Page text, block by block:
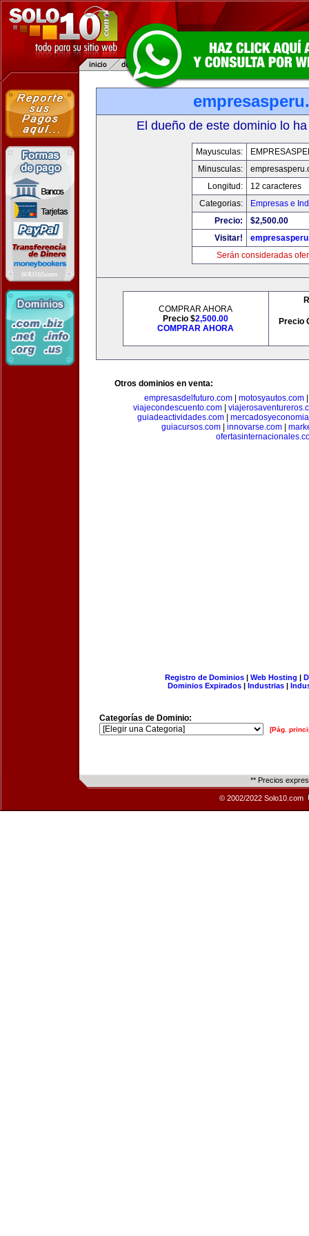
El dueño de este dominio lo
Mayusculas:
Minusculas:
Longitud:
12 caracteres
Categorias:
Empresas e
Precio:
$2,500.00
Visitar!
Serán consideradas
COMPRAR AHORA
Precio $2,500.00
COMPRAR AHORA
Precio
Otros dominios en venta:
empresasdelfuturo.com| motosyautos.com
viajecondescuento.com
guiadeactividades.com|
guiacursos.com| innovarse.com|
Registro de Dominios| Web Hosting |
Dominios Expirados | Industrias |
Categorías de Dominio:
[Pág.
** Precios
© 2002/2022 Solo10.com